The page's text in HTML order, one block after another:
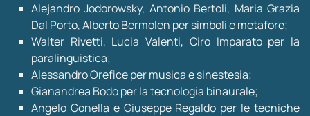
Alejandro Jodorowsky, Antonio Bertoli, Maria Grazia
Dal Porto, Alberto Bermolen per simboli e metafore;
Walter Rivetti, Lucia Valenti, Ciro Imparato per la
paralinguistica;
Alessandro Orefice per musica e sinestesia;
Gianandrea Bodo per la tecnologia binaurale;
Angelo Gonella e Giuseppe Regaldo per le tecniche